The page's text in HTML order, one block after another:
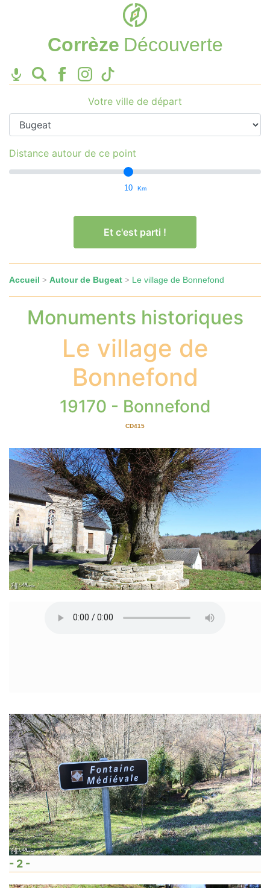
Corrèze Découverte
Votre ville de départ
Distance autour de ce point
10 Km
Et c'est parti !
Accueil > Autour de Bugeat > Le village de Bonnefond
Monuments historiques
Le village de
Bonnefond
19170 - Bonnefond
CD415
- 2 -